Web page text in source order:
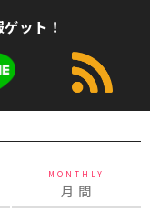
ット！
MONTHLY
月 間